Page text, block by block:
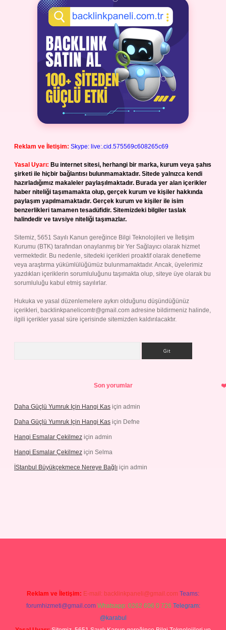
Reklam ve İletişim: Skype: live:.cid.575569c608265c69
Yasal Uyarı: Bu internet sitesi, herhangi bir marka, kurum veya şahıs
şirketi ile hiçbir bağlantısı bulunmamaktadır. Sitede yalnızca kendi
hazırladığımız makaleler paylaşılmaktadır. Burada yer alan içerikler
haber niteliği taşımamakta olup, gerçek kurum ve kişiler hakkında
paylaşım yapılmamaktadır. Gerçek kurum ve kişiler ile isim
benzerlikleri tamamen tesadüfidir. Sitemizdeki bilgiler taslak
halindedir ve tavsiye niteliği taşımazlar.
Sitemiz, 5651 Sayılı Kanun gereğince Bilgi Teknolojileri ve İletişim
Kurumu (BTK) tarafından onaylanmış bir Yer Sağlayıcı olarak hizmet
vermektedir. Bu nedenle, sitedeki içerikleri proaktif olarak denetleme
veya araştırma yükümlülüğümüz bulunmamaktadır. Ancak, üyelerimiz
yazdıkları içeriklerin sorumluluğunu taşımakta olup, siteye üye olarak bu
sorumluluğu kabul etmiş sayılırlar.
Hukuka ve yasal düzenlemelere aykırı olduğunu düşündüğünüz
içerikleri, backlinkpanelicomtr@gmail.com adresine bildirmeniz halinde,
ilgili içerikler yasal süre içerisinde sitemizden kaldırılacaktır.
Son yorumlar
Daha Güçlü Yumruk Için Hangi Kas için admin
Daha Güçlü Yumruk Için Hangi Kas için Defne
Hangi Esmalar Çekilmez için admin
Hangi Esmalar Çekilmez için Selma
İStanbul Büyükçekmece Nereye Bağlı için admin
Reklam ve İletişim: E-mail: backlinkpaneli@gmail.com Teams:
forumhizmeti@gmail.com Whatsapp: 0262 606 0 726 Telegram:
@karabul